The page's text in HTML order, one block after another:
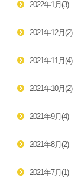
2022年1月 (3)
2021年12月 (2)
2021年11月 (4)
2021年10月 (2)
2021年9月 (4)
2021年8月 (2)
2021年7月 (1)